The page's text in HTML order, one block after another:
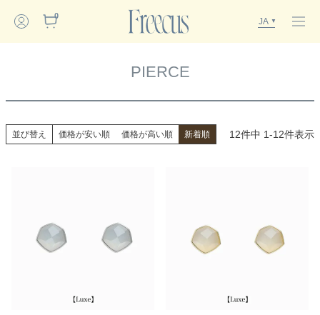
0
JA
PIERCE
並び替え 価格が安い順 価格が高い順 新着順 12件中 1-12件表示